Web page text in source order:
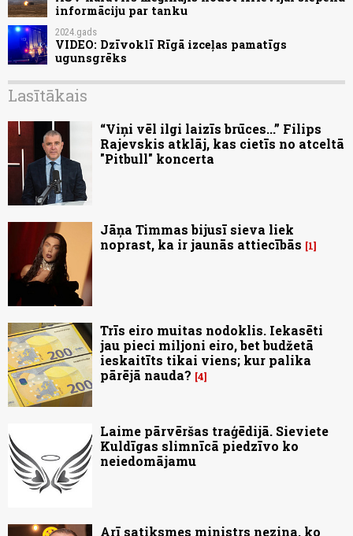
informāciju par tanku
2024.gads
VIDEO: Dzīvoklī Rīgā izceļas pamatīgs
ugunsgrēks
Lasītākais
“Viņi vēl ilgi laizīs brūces...” Filips
Rajevskis atklāj, kas cietīs no atceltā
"Pitbull" koncerta
Jāņa Timmas bijusī sieva liek
noprast, ka ir jaunās attiecībās
1
Trīs eiro muitas nodoklis. Iekasēti
jau pieci miljoni eiro, bet budžetā
ieskaitīts tikai viens; kur palika
pārējā nauda? 4
Laime pārvēršas traģēdijā. Sieviete
Kuldīgas slimnīcā piedzīvo ko
neiedomājamu
Arī satiksmes ministrs nezina, ko